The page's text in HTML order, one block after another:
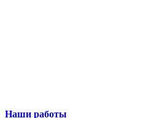
Наши работы